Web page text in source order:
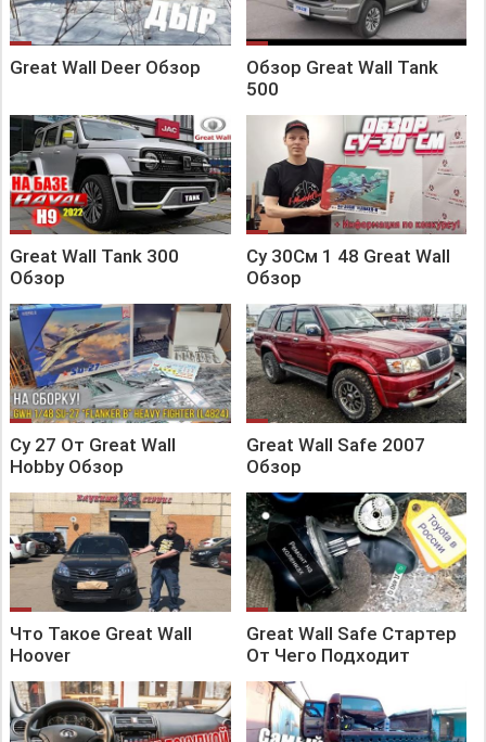
Great Wall Deer Обзор
Обзор Great Wall Tank
500
Great Wall Tank 300
Обзор
Су 30См 1 48 Great Wall
Обзор
Су 27 От Great Wall
Hobby Обзор
Great Wall Safe 2007
Обзор
Что Такое Great Wall
Hoover
Great Wall Safe Стартер
От Чего Подходит